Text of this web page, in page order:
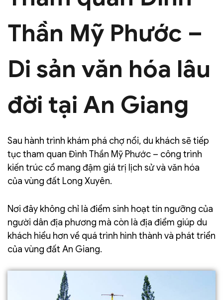
Thần Mỹ Phước –
Di sản văn hóa lâu
đời tại An Giang
Sau hành trình khám phá chợ nổi, du khách sẽ tiếp
tục tham quan Đình Thần Mỹ Phước – công trình
kiến trúc cổ mang đậm giá trị lịch sử và văn hóa
của vùng đất Long Xuyên.
Nơi đây không chỉ là điểm sinh hoạt tín ngưỡng của
người dân địa phương mà còn là địa điểm giúp du
khách hiểu hơn về quá trình hình thành và phát triển
của vùng đất An Giang.